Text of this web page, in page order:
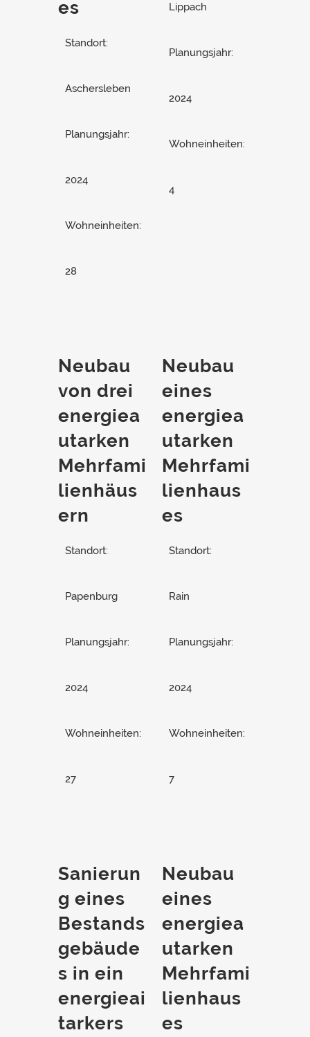
es
Standort:
Aschersleben
Planungsjahr:
2024
Wohneinheiten:
28
Lippach
Planungsjahr:
2024
Wohneinheiten:
4
Neubau
von drei
energiea
utarken
Mehrfami
lienhäus
ern
Standort:
Papenburg
Planungsjahr:
2024
Wohneinheiten:
27
Neubau
eines
energiea
utarken
Mehrfami
lienhaus
es
Standort:
Rain
Planungsjahr:
2024
Wohneinheiten:
7
Sanierun
g eines
Bestands
gebäude
s in ein
energieai
tarkers
Neubau
eines
energiea
utarken
Mehrfami
lienhaus
es